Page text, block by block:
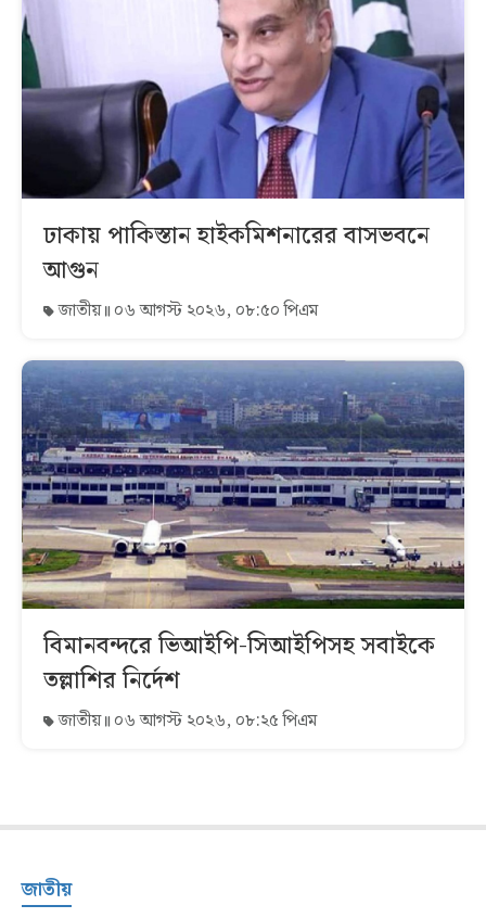
ঢাকায় পাকিস্তান হাইকমিশনারের বাসভবনে
আগুন
জাতীয় ০৬ আগস্ট ২০২৬, ০৮:৫০ পিএম
বিমানবন্দরে ভিআইপি-সিআইপিসহ সবাইকে
তল্লাশির নির্দেশ
জাতীয় ০৬ আগস্ট ২০২৬, ০৮:২৫ পিএম
জাতীয়